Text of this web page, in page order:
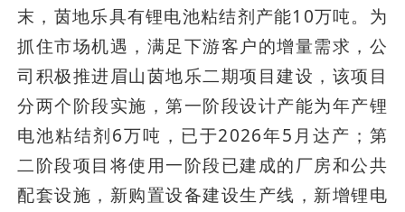
末，茵地乐具有锂电池粘结剂产能10万吨。为
抓住市场机遇，满足下游客户的增量需求，公
司积极推进眉山茵地乐二期项目建设，该项目
分两个阶段实施，第一阶段设计产能为年产锂
电池粘结剂6万吨，已于2026年5月达产；第
二阶段项目将使用一阶段已建成的厂房和公共
配套设施，新购置设备建设生产线，新增锂电